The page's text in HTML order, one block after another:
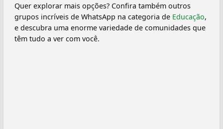
Quer explorar mais opções? Confira também outros
grupos incríveis de WhatsApp na categoria de Educação,
e descubra uma enorme variedade de comunidades que
têm tudo a ver com você.